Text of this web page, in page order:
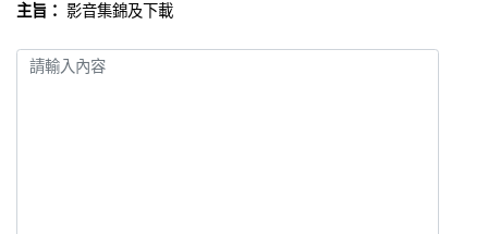
主旨： 影音集錦及下載
請輸入內容